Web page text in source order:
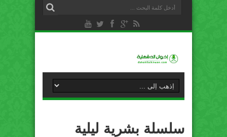
سلسلة بشرية ليلية